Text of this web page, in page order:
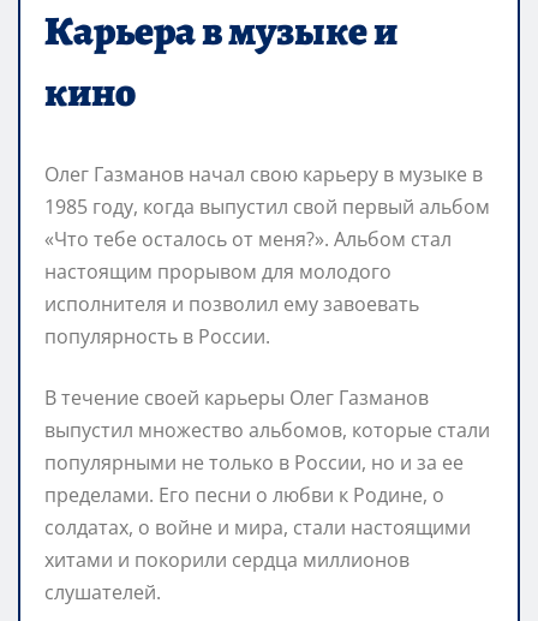
Карьера в музыке и
кино
Олег Газманов начал свою карьеру в музыке в
1985 году, когда выпустил свой первый альбом
«Что тебе осталось от меня?». Альбом стал
настоящим прорывом для молодого
исполнителя и позволил ему завоевать
популярность в России.
В течение своей карьеры Олег Газманов
выпустил множество альбомов, которые стали
популярными не только в России, но и за ее
пределами. Его песни о любви к Родине, о
солдатах, о войне и мира, стали настоящими
хитами и покорили сердца миллионов
слушателей.